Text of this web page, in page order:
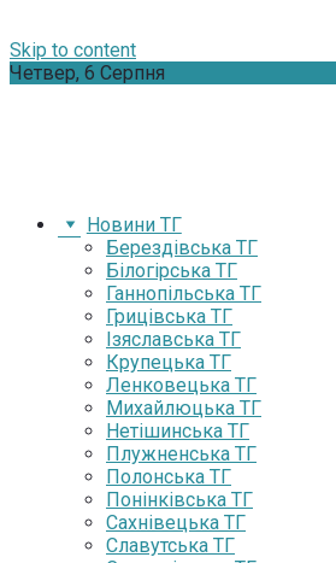
Skip to content
Четвер, 6 Серпня
Новини ТГ
Берездівська ТГ
Білогірська ТГ
Ганнопільська ТГ
Грицівська ТГ
Ізяславська ТГ
Крупецька ТГ
Ленковецька ТГ
Михайлюцька ТГ
Нетішинська ТГ
Плужненська ТГ
Полонська ТГ
Понінківська ТГ
Сахнівецька ТГ
Славутська ТГ